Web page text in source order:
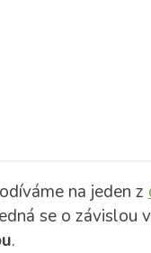
na jeden z
se o
.